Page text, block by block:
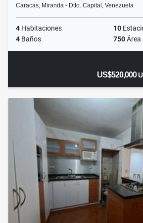
Caracas, Miranda - Dtto. Capital, Venezuela
4 Habitaciones 10
4 Baños 750Área
US$520,000